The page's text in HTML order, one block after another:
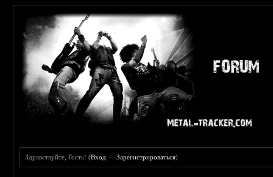
Здравствуйте, Гость! (Вход —Зарегистрироваться)